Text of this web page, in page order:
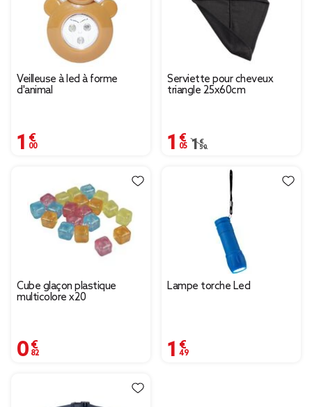
Veilleuse à led à forme
d'animal
1,00 €
Serviette pour cheveux
triangle 25x60cm
1,05 €
Prix remisé de 1,50 € à
1,50 €
Cube glaçon plastique
multicolore x20
0,82 €
Lampe torche Led
1,49 €